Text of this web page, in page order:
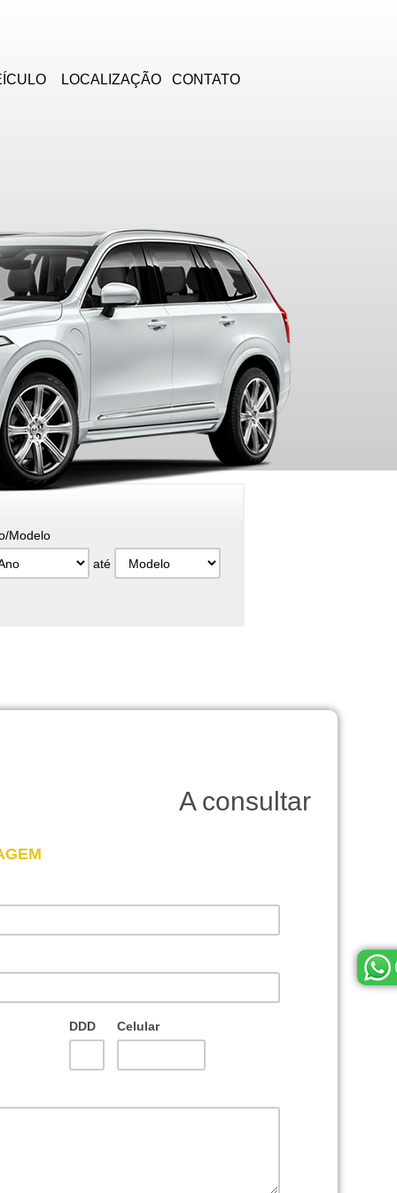
LOCALIZAÇÃO CONTATO
Modelo
até
A consultar
DDD Celular